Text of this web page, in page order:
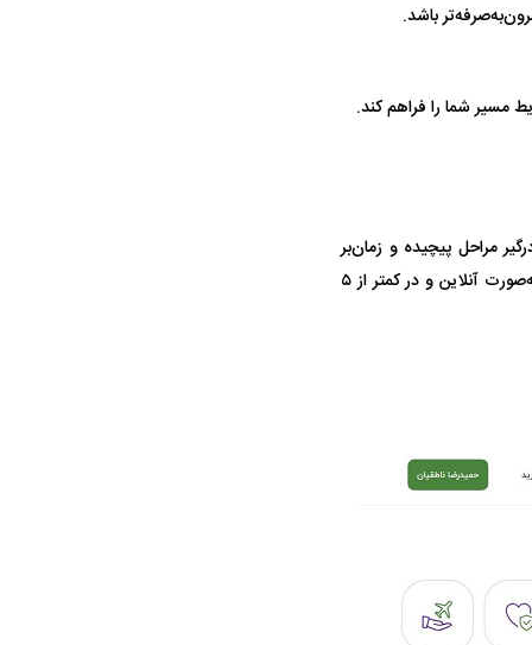
باشد.
مسیر شما را فراهم کند.
مراحل پیچیده و زمان‌بر
شوید. فرایند خرید بیمه کربلا کاملاً ساده و سریع طراحی شده و شما می‌توانید در مدت زمان کوتاه، به‌صورت آنلاین و در کمتر از ۵